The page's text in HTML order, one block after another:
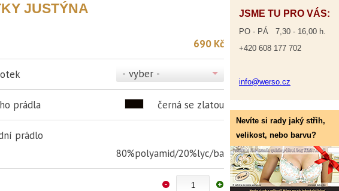
JSME TU PRO VÁS:
PO - PÁ 7,30 - 16,00 h.
+420 608 177 702
info@werso.cz
Nevíte si rady jaký střih,
velikost, nebo barvu?
JUSTÝNA
690 Kč
- vyber -
prádla černá se zlatou
prádlo
80%polyamid/20%lyc/ba